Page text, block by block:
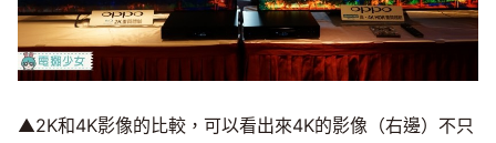
▲2K和4K影像的比較，可以看出來4K的影像（右邊）不只